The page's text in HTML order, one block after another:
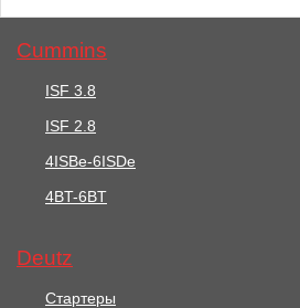
167481 руб.
Турбокомпрессор
Cummins
ISF 3.8
ISF 2.8
4ISBe-6ISDe
4BT-6BT
Deutz
Стартеры